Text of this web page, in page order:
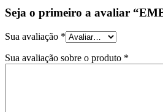
Seja o primeiro a avaliar
Sua avaliação *
Sua avaliação sobre o produto *